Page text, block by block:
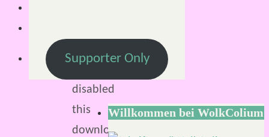
disabled
this
download
Supporter Only
Willkommen bei WolkColium